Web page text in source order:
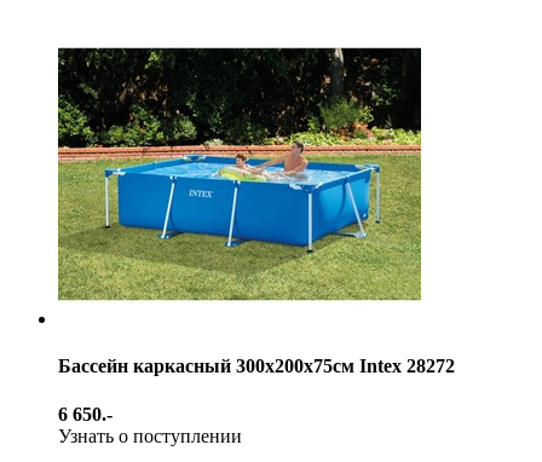
Бассейн каркасный 300х200х75см Intex 28272
6 650.-
Узнать о поступлении